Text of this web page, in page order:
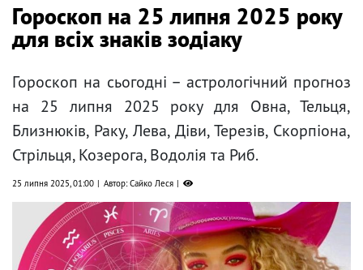
Гороскоп на 25 липня 2025 року
для всіх знаків зодіаку
Гороскоп на сьогодні – астрологічний прогноз
на 25 липня 2025 року для Овна, Тельця,
Близнюків, Раку, Лева, Діви, Терезів, Скорпіона,
Стрільця, Козерога, Водолія та Риб.
25 липня 2025, 01:00 Автор: Сайко Леся